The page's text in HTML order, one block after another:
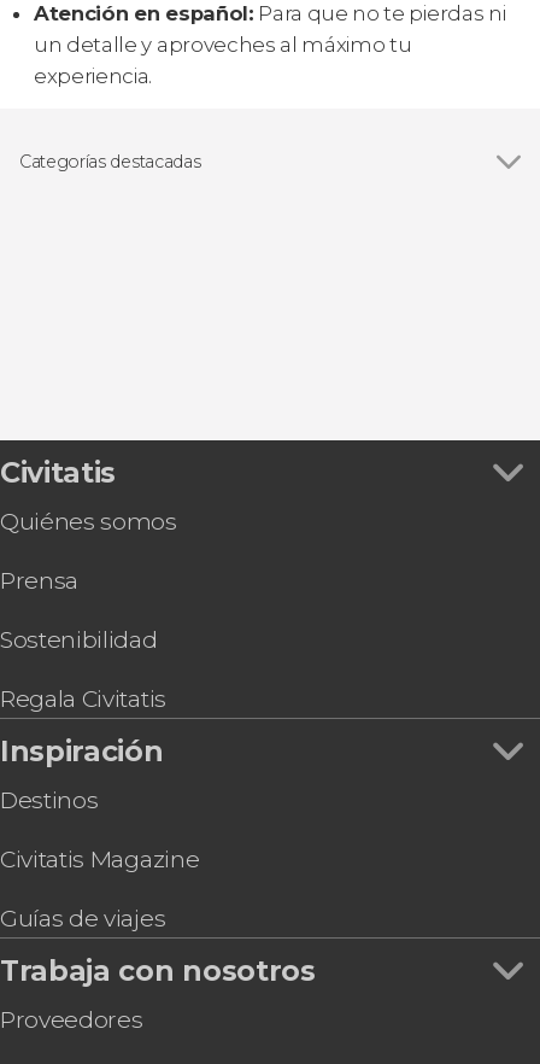
Atención en español: Para que no te pierdas ni
un detalle y aproveches al máximo tu
experiencia.
Categorías destacadas
Civitatis
Quiénes somos
Prensa
Sostenibilidad
Regala Civitatis
Inspiración
Destinos
Civitatis Magazine
Guías de viajes
Trabaja con nosotros
Proveedores